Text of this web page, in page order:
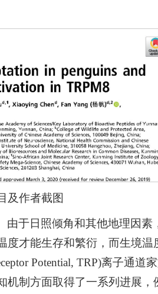
及作者截图
于日照倾角和其他地理因素
才能生存和繁衍，而生境
Potential, TRP)离子通道
制方面取得了一系列进展，